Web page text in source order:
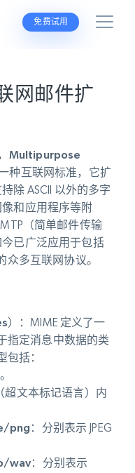
免费试用
网邮件扩
Multipurpose
种互联网标准，它扩
除 ASCII 以外的多字
和应用程序等附
（简单邮件传输
已广泛应用于包括
众多互联网协议。
：MIME 定义了一
指定消息中数据的类
括：
超文本标记语言）内
png： 分别表示 JPEG
wav： 分别表示